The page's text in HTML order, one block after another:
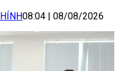
08:04 | 08/08/2026